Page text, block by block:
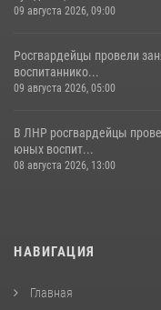
09 августа 2026, 09:00
Росгвардейцы провели
воспитаннико...
09 августа 2026, 05:00
В ЛНР росгвардейцы
юных воспит...
08 августа 2026, 13:00
НАВИГАЦИЯ
Главная